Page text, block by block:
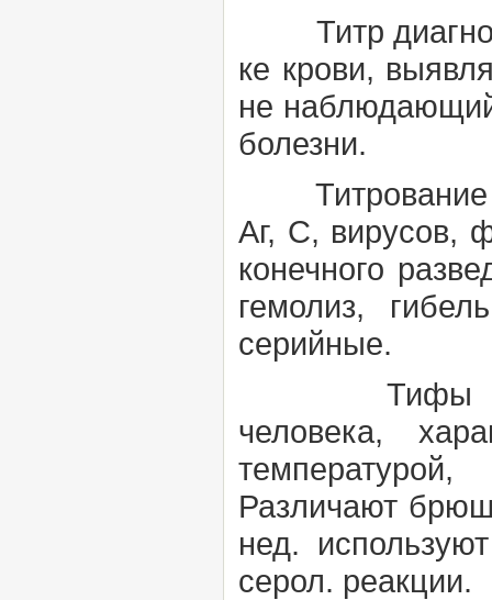
Титр
ке крови,
не
болезни.
Аг, С, вирусов,
конечного
гемолиз,
серийные.
Тифы
человека,
Различают
нед.
серол. реакции.